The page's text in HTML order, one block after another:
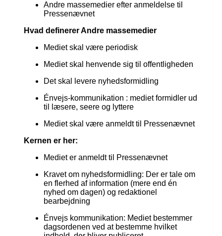
Andre massemedier efter anmeldelse til
Pressenævnet
Hvad definerer Andre massemedier
Mediet skal være periodisk
Mediet skal henvende sig til offentligheden
Det skal levere nyhedsformidling
Énvejs-kommunikation : mediet formidler ud
til læsere, seere og lyttere
Mediet skal være anmeldt til Pressenævnet
Kernen er her:
Mediet er anmeldt til Pressenævnet
Kravet om nyhedsformidling: Der er tale om
en flerhed af information (mere end én
nyhed om dagen) og redaktionel
bearbejdning
Énvejs kommunikation: Mediet bestemmer
dagsordenen ved at bestemme hvilket